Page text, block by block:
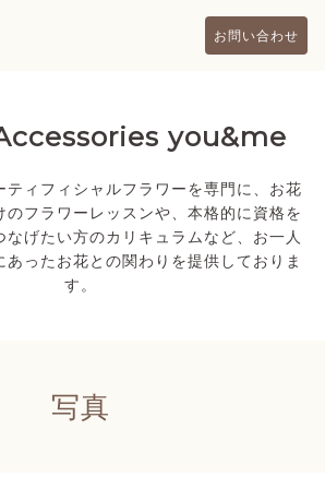
お問い合わせ
you&me
ティフィシャルフラワーを専門に、お花
のフラワーレッスンや、本格的に資格を
げたい方のカリキュラムなど、お一人
あったお花との関わりを提供しておりま
す。
写真